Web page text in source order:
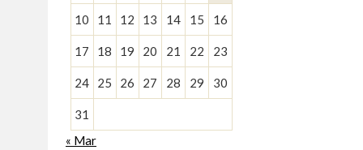
10 11 12 13 14 15 16
17 18 19 20 21 22 23
24 25 26 27 28 29 30
31
« Mar